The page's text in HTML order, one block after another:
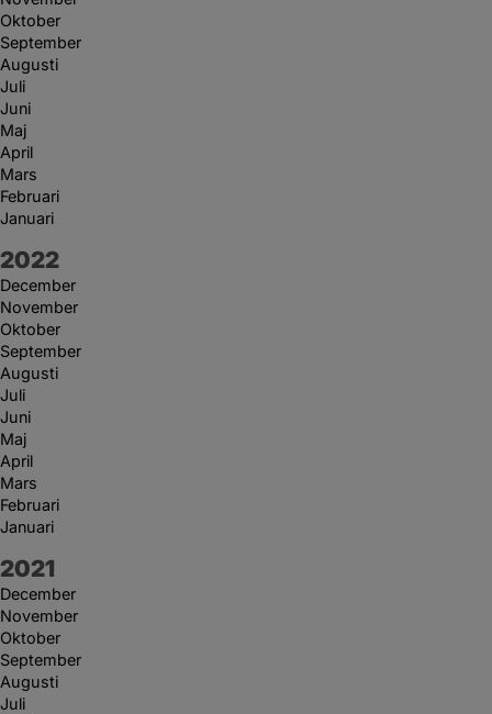
Oktober
September
Augusti
Juli
Juni
Maj
April
Mars
Februari
Januari
År:
2022
December
November
Oktober
September
Augusti
Juli
Juni
Maj
April
Mars
Februari
Januari
År:
2021
December
November
Oktober
September
Augusti
Juli